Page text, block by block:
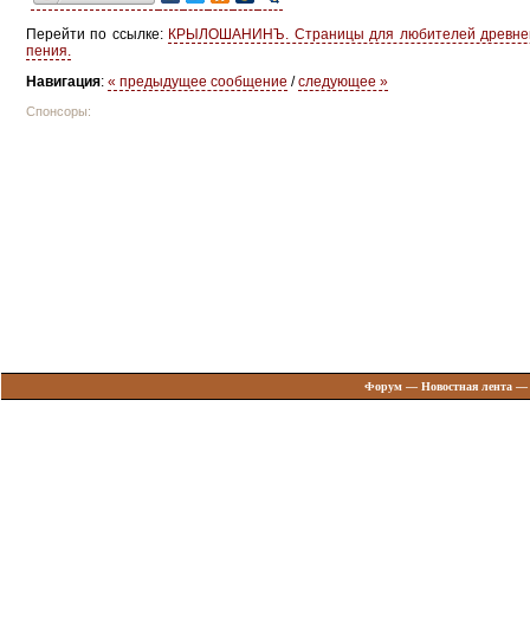
Перейти по ссылке: КРЫЛОШАНИНЪ. Страницы для любителей
пения.
Навигация: « предыдущее сообщение /следующее »
Спонсоры:
Форум— Новостная лента—